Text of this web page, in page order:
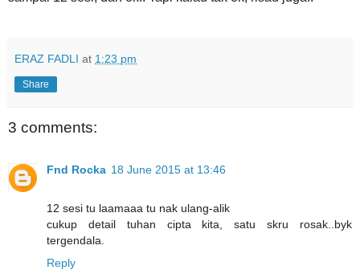
ERAZ FADLI at 1:23 pm
Share
3 comments:
Fnd Rocka 18 June 2015 at 13:46
12 sesi tu laamaaa tu nak ulang-alik
cukup detail tuhan cipta kita, satu skru rosak..byk
tergendala.
Reply